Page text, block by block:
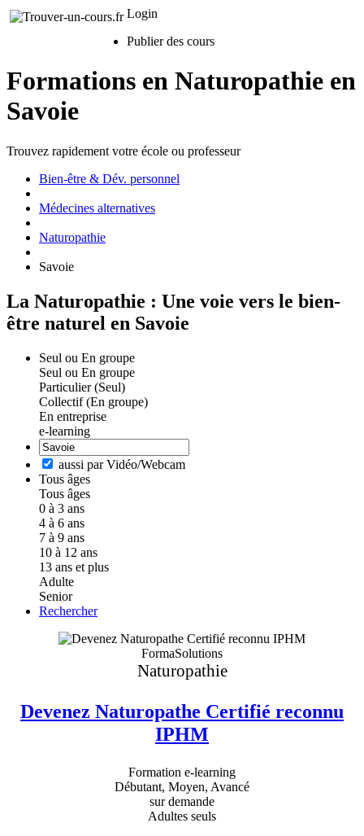
Login
Publier des cours
Formations en Naturopathie en
Savoie
Trouvez rapidement votre école ou professeur
Bien-être & Dév. personnel
Médecines alternatives
Naturopathie
Savoie
La Naturopathie : Une voie vers le bien-
être naturel en Savoie
Seul ou En groupe
Seul ou En groupe
Particulier (Seul)
Collectif (En groupe)
En entreprise
e-learning
aussi par Vidéo/Webcam
Tous âges
Tous âges
0 à 3 ans
4 à 6 ans
7 à 9 ans
10 à 12 ans
13 ans et plus
Adulte
Senior
Rechercher
FormaSolutions
Naturopathie
Devenez Naturopathe Certifié reconnu
IPHM
Formation e-learning
Débutant, Moyen, Avancé
sur demande
Adultes seuls